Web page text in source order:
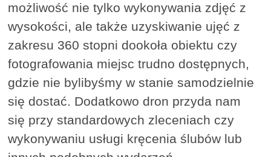
możliwość nie tylko wykonywania zdjęć z
wysokości, ale także uzyskiwanie ujęć z
zakresu 360 stopni dookoła obiektu czy
fotografowania miejsc trudno dostępnych,
gdzie nie bylibyśmy w stanie samodzielnie
się dostać. Dodatkowo dron przyda nam
się przy standardowych zleceniach czy
wykonywaniu usługi kręcenia ślubów lub